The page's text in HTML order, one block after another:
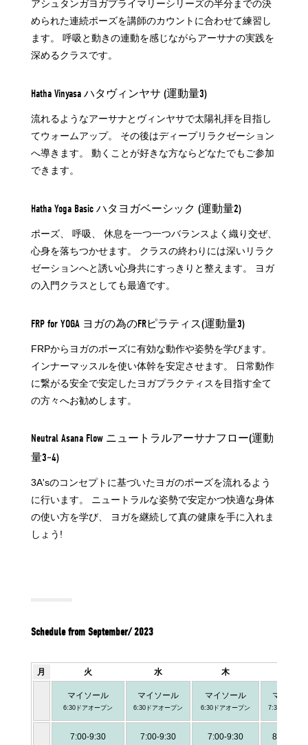
アシュタンガヨガプライマリーシリーズの半分までの決
められた連続ポーズを講師のカウントに合わせて練習し
ます。 呼吸と動きの連動を感じながらアーサナの実践を
深めるクラスです。
Hatha Vinyasa ハタヴィンヤサ (運動量3)
流れるようなアーサナとヴィンヤサで太陽礼拝を目指し
てウォームアップ。 その後はディープリラクゼーション
へ導きます。 動くことが好きな方ならどなたでもご参加
できます。
Hatha Yoga Basic ハタヨガベーシック (運動量2)
ポーズ、 呼吸、 休息を一つ一つバランスよく織り交ぜ、
心身を落ちつかせます。 クラスの終わりには深いリラク
ゼーションへと誘い心身共にすっきりと整えます。 ヨガ
の入門クラスとしても最適です。
FRP for YOGA ヨガの為のFRピラティス(運動量3)
FRPからヨガのポーズに有効な動作や姿勢を学びます。
インナーマッスルを使い体幹を安定させます。 日常動作
に繋がる安全で安定したヨガプラクティスを目指す全て
の方々へお勧めします。
Neutral Asana Flow ニュートラルアーサナフロー(運動
量3~4)
3A'sのコンセプトに基づいたヨガのポーズを流れるよう
に行います。 ニュートラルな姿勢で安定かつ快適な身体
の使い方を学び、 ヨガを継続して真の健康を手に入れま
しょう!
Schedule from September/ 2023
月 火 水 木
マイソール
6:30ドアオープン
マイソール
6:30ドアオープン
マイソール
6:30ドアオープン
マイソー
7:30ドアオー
7:00-9:30 7:00-9:30 7:00-9:30 8:00-